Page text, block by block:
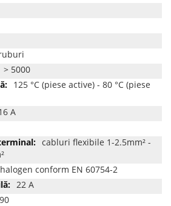
> 5000
125 °C (piese active) - 80 °C (piese
A
cabluri flexibile 1-2.5mm² -
conform EN 60754-2
22 A